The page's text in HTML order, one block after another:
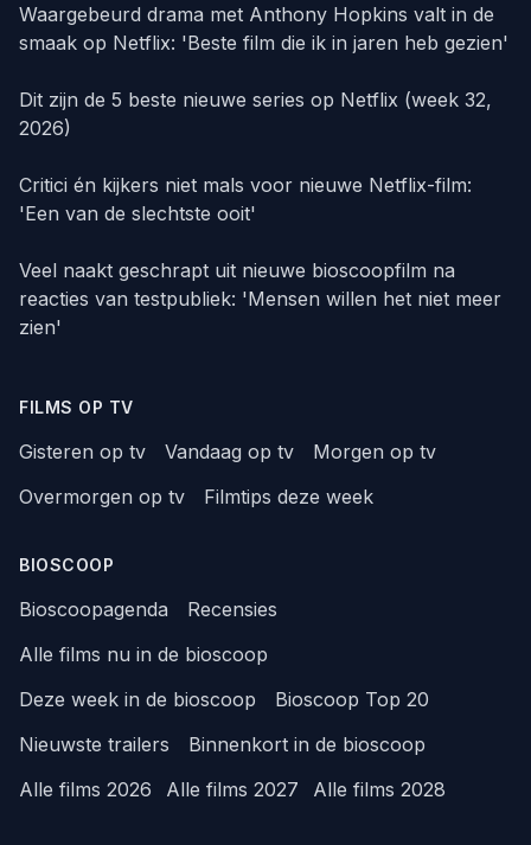
Waargebeurd drama met Anthony Hopkins valt in de
smaak op Netflix: 'Beste film die ik in jaren heb gezien'
Dit zijn de 5 beste nieuwe series op Netflix (week 32,
2026)
Critici én kijkers niet mals voor nieuwe Netflix-film:
'Een van de slechtste ooit'
Veel naakt geschrapt uit nieuwe bioscoopfilm na
reacties van testpubliek: 'Mensen willen het niet meer
zien'
FILMS OP TV
Gisteren op tv Vandaag op tv
Morgen op tv
Overmorgen op tv
Filmtips deze week
BIOSCOOP
Bioscoopagenda
Recensies
Alle films nu in de bioscoop
Deze week in de bioscoop
Bioscoop Top 20
Nieuwste trailers
Binnenkort in de bioscoop
Alle films 2026
Alle films 2027 Alle films 2028